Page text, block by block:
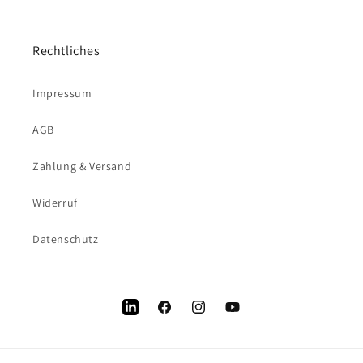
Rechtliches
Impressum
AGB
Zahlung & Versand
Widerruf
Datenschutz
LinkedInFacebookInstagramYouTube